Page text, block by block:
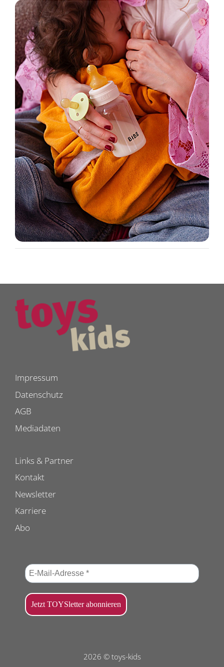
Impressum
Datenschutz
AGB
Mediadaten
Links & Partner
Kontakt
Newsletter
Karriere
Abo
2026 © toys-kids